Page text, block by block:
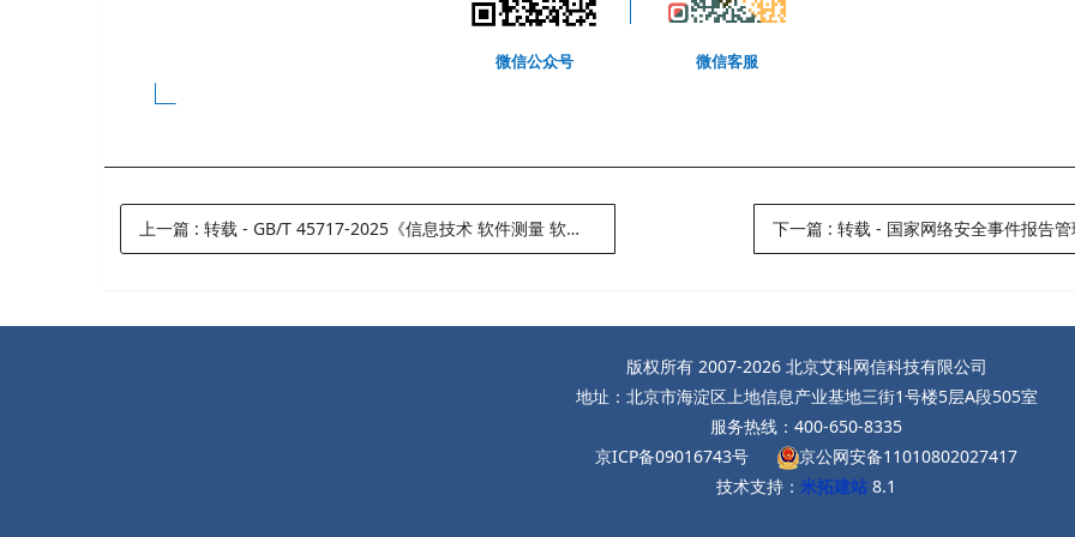
微信公众号 微信客服
上一篇 :转载 - GB/T 45717-2025《信息技术 软件测量 软件质量测量 自动化的源代码质量测度》 即将正式实施 下一篇 :转载 - 国家网络安全事件报告
版权所有 2007-2026 北京艾科网信科技有限公司
地址：北京市海淀区上地信息产业基地三街1号楼5层A段505室
服务热线：400-650-8335
京ICP备09016743号
京公网安备11010802027417
技术支持： 米拓建站 8.1